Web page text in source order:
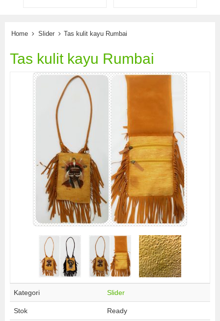
Home Slider Tas kulit kayu Rumbai
Tas kulit kayu Rumbai
Kategori Slider
Stok Ready